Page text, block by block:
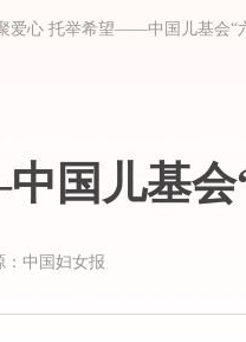
爱心 托举希望——中国儿基会“
国儿基会
中国妇女报